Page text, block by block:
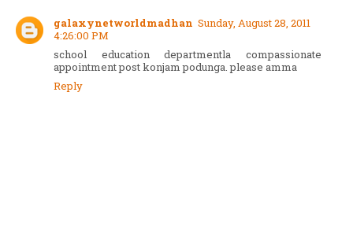
galaxynetworldmadhan Sunday, August 28, 2011
4:26:00 PM
school education departmentla compassionate
appointment post konjam podunga. please amma
Reply